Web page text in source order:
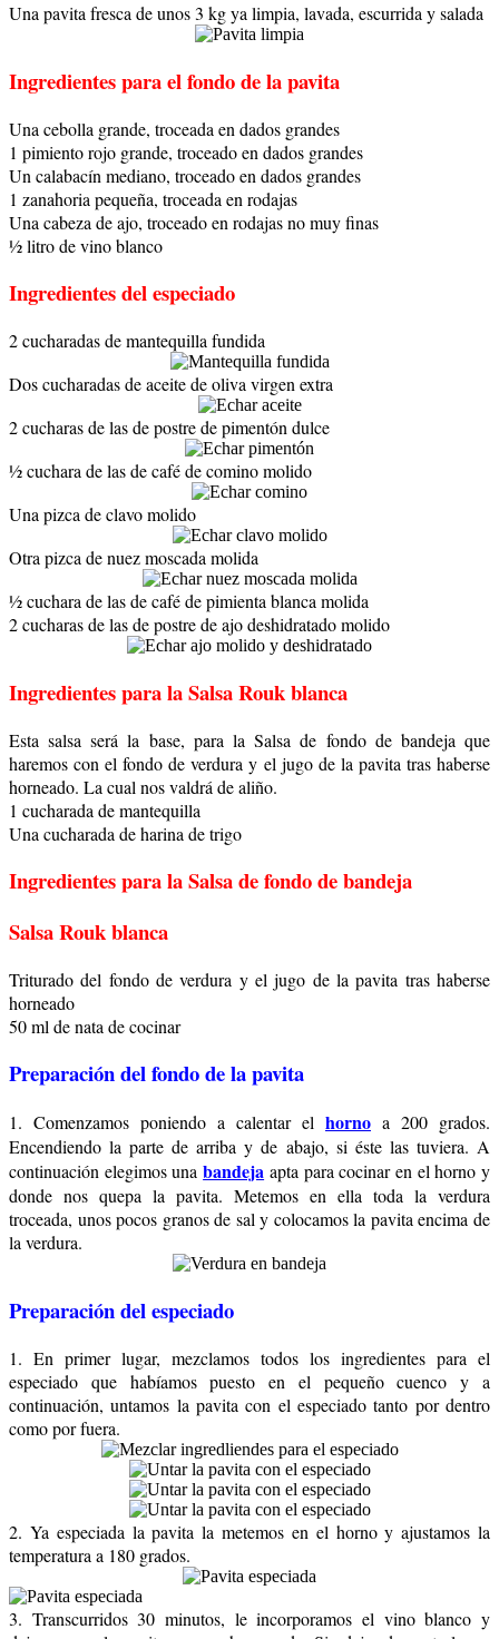
Una pavita fresca de unos 3 kg ya limpia, lavada, escurrida y salada
Ingredientes para el fondo de la pavita
Una cebolla grande, troceada en dados grandes
1 pimiento rojo grande, troceado en dados grandes
Un calabacín mediano, troceado en dados grandes
1 zanahoria pequeña, troceada en rodajas
Una cabeza de ajo, troceado en rodajas no muy finas
½ litro de vino blanco
Ingredientes del especiado
2 cucharadas de mantequilla fundida
Dos cucharadas de aceite de oliva virgen extra
2 cucharas de las de postre de pimentón dulce
½ cuchara de las de café de comino molido
Una pizca de clavo molido
Otra pizca de nuez moscada molida
½ cuchara de las de café de pimienta blanca molida
2 cucharas de las de postre de ajo deshidratado molido
Ingredientes para la Salsa Rouk blanca
Esta salsa será la base, para la Salsa de fondo de bandeja que
haremos con el fondo de verdura y el jugo de la pavita tras haberse
horneado. La cual nos valdrá de aliño.
1 cucharada de mantequilla
Una cucharada de harina de trigo
Ingredientes para la Salsa de fondo de bandeja
Salsa Rouk blanca
Triturado del fondo de verdura y el jugo de la pavita tras haberse
horneado
50 ml de nata de cocinar
Preparación del fondo de la pavita
1. Comenzamos poniendo a calentar el horno a 200 grados.
Encendiendo la parte de arriba y de abajo, si éste las tuviera. A
continuación elegimos unabandeja apta para cocinar en el horno y
donde nos quepa la pavita. Metemos en ella toda la verdura
troceada, unos pocos granos de sal y colocamos la pavita encima de
la verdura.
Preparación del especiado
1. En primer lugar, mezclamos todos los ingredientes para el
especiado que habíamos puesto en el pequeño cuenco y a
continuación, untamos la pavita con el especiado tanto por dentro
como por fuera.
2. Ya especiada la pavita la metemos en el horno y ajustamos la
temperatura a 180 grados.
3. Transcurridos 30 minutos, le incorporamos el vino blanco y